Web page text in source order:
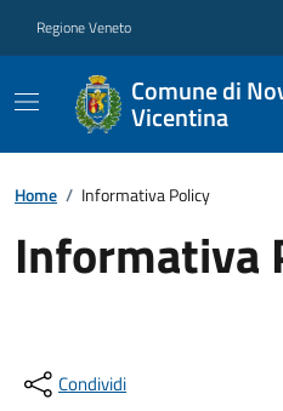
Regione Veneto
Comune di
Vicentina
Home / Informativa Policy
Informativa
Condividi